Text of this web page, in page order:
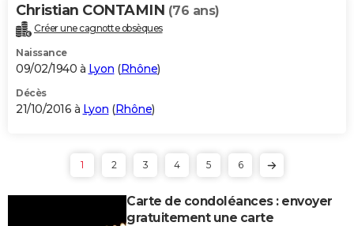
Christian CONTAMIN (76 ans)
Créer une cagnotte obsèques
Naissance
09/02/1940 à Lyon (Rhône)
Décès
21/10/2016 à Lyon (Rhône)
1 2 3 4 5 6
Carte de condoléances : envoyer
gratuitement une carte